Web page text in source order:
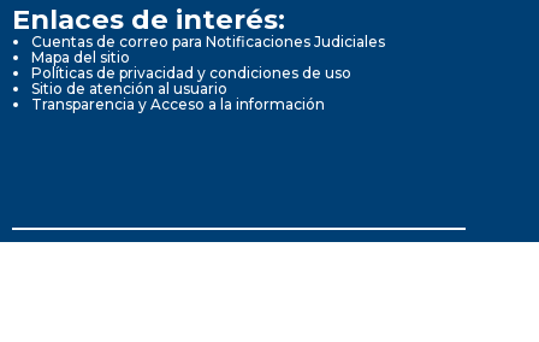
Enlaces de interés:
Cuentas de correo para Notificaciones Judiciales
Mapa del sitio
Políticas de privacidad y condiciones de uso
Sitio de atención al usuario
Transparencia y Acceso a la información